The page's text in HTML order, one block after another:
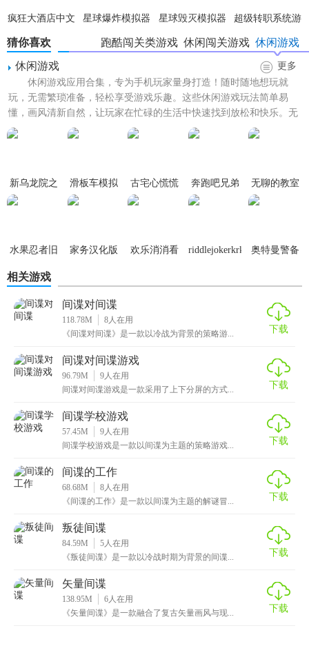
疯狂大酒店中文
版游戏
星球爆炸模拟器
星球毁灭模拟器
(SolarSmash)
超级转职系统游
猜你喜欢 休闲游戏
休闲闯关游戏
跑酷闯关类游戏
休闲游戏
更多
休闲游戏应用合集，专为手机玩家量身打造！随时随地想玩就
玩，无需繁琐准备，轻松享受游戏乐趣。这些休闲游戏玩法简单易
懂，画风清新自然，让玩家在忙碌的生活中快速找到放松和快乐。无
论是等车、排队还是闲暇时光，...
新乌龙院之
蘑菇头军团
滑板车模拟
古宅心慌慌
奔跑吧兄弟
无聊的教室
水果忍者旧
家务汉化版 欢乐消消看
riddlejokerkrkr
奥特曼警备
相关游戏
间谍对间谍
118.78M 8人在用
《间谍对间谍》是一款以冷战为背景的策略游...
下载
间谍对间谍游戏
96.79M 9人在用
间谍对间谍游戏是一款采用了上下分屏的方式...
下载
间谍学校游戏
57.45M 9人在用
间谍学校游戏是一款以间谍为主题的策略游戏...
下载
间谍的工作
68.68M 8人在用
《间谍的工作》是一款以间谍为主题的解谜冒...
下载
叛徒间谍
84.59M 5人在用
《叛徒间谍》是一款以冷战时期为背景的间谍...
下载
矢量间谍
138.95M 6人在用
《矢量间谍》是一款融合了复古矢量画风与现...
下载